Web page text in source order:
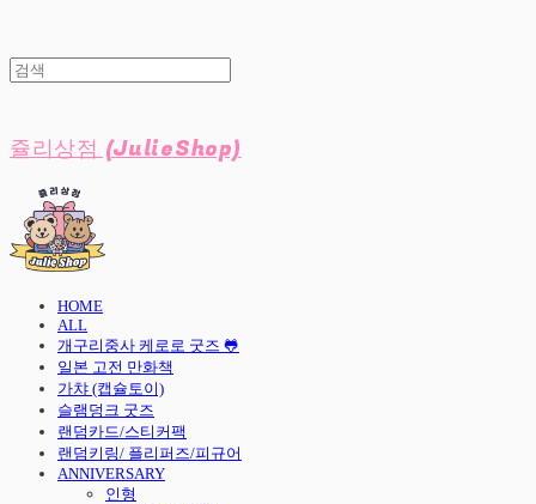
쥴리상점 (JulieShop)
HOME
ALL
개구리중사 케로로 굿즈 🐸
일본 고전 만화책
가챠 (캡슐토이)
슬램덩크 굿즈
랜덤카드/스티커팩
랜덤키링/ 플리퍼즈/피규어
ANNIVERSARY
인형